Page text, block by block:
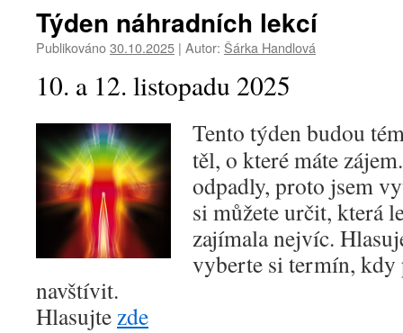
Týden náhradních lekcí
Publikováno30.10.2025 | Autor: Šárka Handlová
10. a 12. listopadu 2025
Tento týden budou
těl, o které máte
odpadly, proto jsem
si můžete určit, která
zajímala nejvíc.
vyberte si termín, kdy
navštívit.
Hlasujtezde